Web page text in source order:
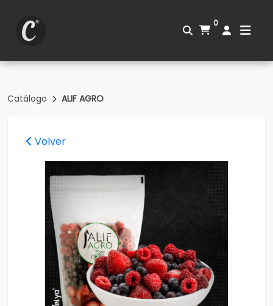
0
Catálogo ALIF AGRO
Volver